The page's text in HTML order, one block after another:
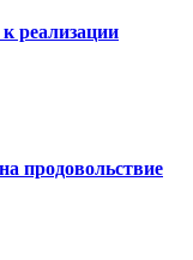
реализации
продовольствие